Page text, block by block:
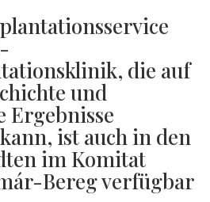
die auf
und
Ergebnisse
ist auch in den
im Komitat
Bereg verfügbar